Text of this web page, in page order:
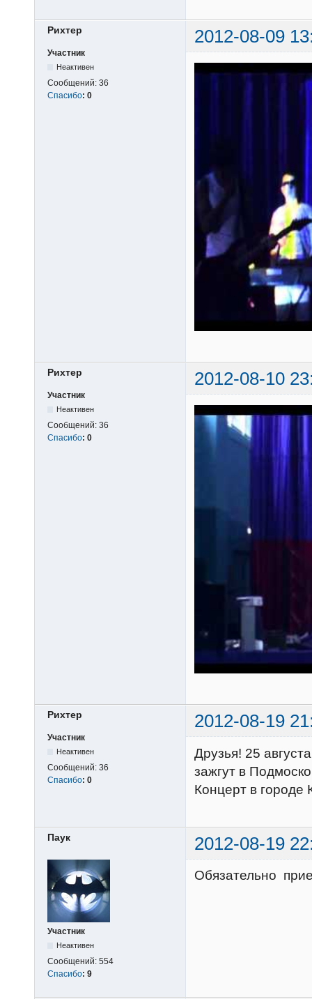
Рихтер 2012-08-09
Участник
Неактивен
Сообщений: 36
Спасибо: 0
Рихтер 2012-08-10
Участник
Неактивен
Сообщений: 36
Спасибо: 0
Рихтер 2012-08-19
Участник
Неактивен
Сообщений: 36
Спасибо: 0
Друзья! 25
зажгут в
Концерт в городе
Паук 2012-08-19
Участник
Неактивен
Сообщений: 554
Спасибо: 9
Обязательно